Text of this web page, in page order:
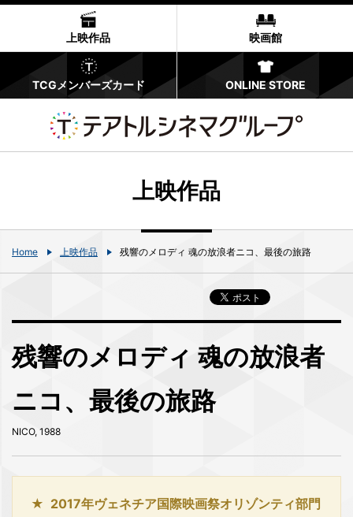
上映作品 映画館
TCGメンバーズカード ONLINE STORE
上映作品
Home 上映作品 残響のメロディ 魂の放浪者ニコ、最後の旅路
残響のメロディ 魂の放浪者
ニコ、最後の旅路
NICO, 1988
2017年ヴェネチア国際映画祭オリゾンティ部門